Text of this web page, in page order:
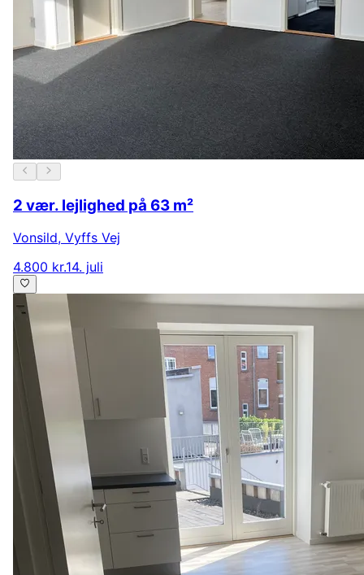
2 vær. lejlighed på 63 m²
Vonsild, Vyffs Vej
4.800 kr.14. juli